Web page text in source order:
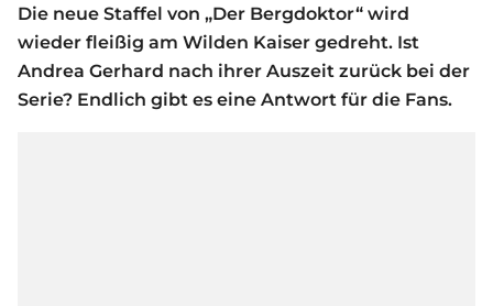
Die neue Staffel von „Der Bergdoktor“ wird
wieder fleißig am Wilden Kaiser gedreht. Ist
Andrea Gerhard nach ihrer Auszeit zurück bei der
Serie? Endlich gibt es eine Antwort für die Fans.